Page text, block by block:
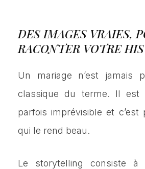
DES IMAGES VRAIES,
RACONTER VOTRE
Un mariage n’est jamais
classique du terme. Il est
parfois imprévisible et c’est
qui le rend beau.
Le storytelling consiste à